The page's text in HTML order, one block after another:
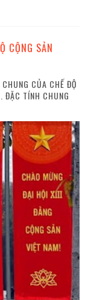
CỘNG SẢN
CỦA CHẾ ĐỘ
ĐẶC TÍNH CHUNG